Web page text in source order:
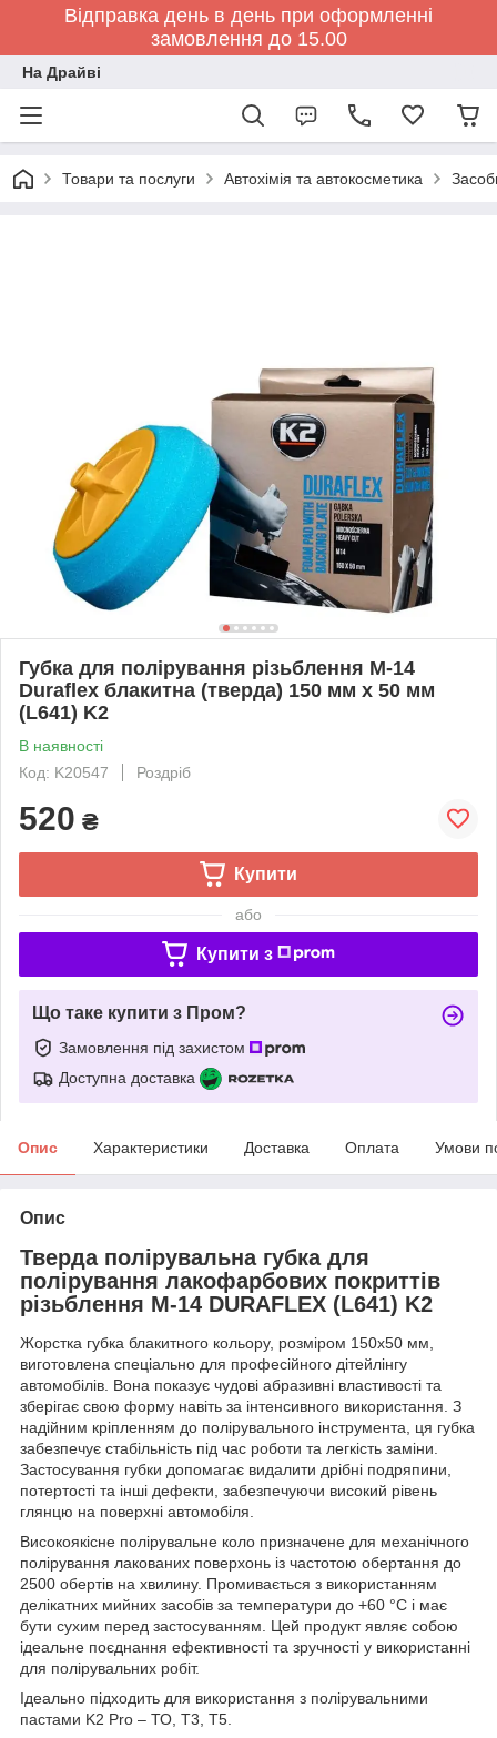
Відправка день в день при оформленні
замовлення до 15.00
На Драйві
Товари та послуги Автохімія та автокосметика
Губка для полірування різьблення М-14
Duraflex блакитна (тверда) 150 мм х 50 мм
(L641) K2
В наявності
Код: K20547
Роздріб
520 ₴
Купити
або
Купити з
Що таке купити з Пром?
Замовлення під захистом
Доступна доставка
Опис Характеристики Доставка Оплата Умови
Опис
Тверда полірувальна губка для
полірування лакофарбових покриттів
різьблення М-14 DURAFLEX (L641) K2
Жорстка губка блакитного кольору, розміром 150x50 мм,
виготовлена спеціально для професійного дітейлінгу
автомобілів. Вона показує чудові абразивні властивості та
зберігає свою форму навіть за інтенсивного використання. З
надійним кріпленням до полірувального інструмента, ця губка
забезпечує стабільність під час роботи та легкість заміни.
Застосування губки допомагає видалити дрібні подряпини,
потертості та інші дефекти, забезпечуючи високий рівень
глянцю на поверхні автомобіля.
Високоякісне полірувальне коло призначене для механічного
полірування лакованих поверхонь із частотою обертання до
2500 обертів на хвилину. Промивається з використанням
делікатних мийних засобів за температури до +60 °C і має
бути сухим перед застосуванням. Цей продукт являє собою
ідеальне поєднання ефективності та зручності у використанні
для полірувальних робіт.
Ідеально підходить для використання з полірувальними
пастами K2 Pro – ТО, Т3, Т5.